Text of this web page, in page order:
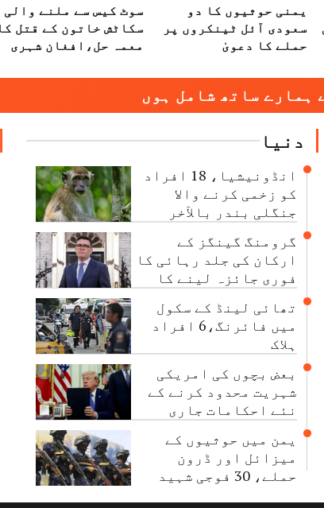
یمنی حوثیوں کا دو
سعودی آئل ٹینکروں پر
حملے کا دعویٰ
سوٹ کیس سے ملنے والی
سکاٹش خاتون کے قتل کا
معمہ حل،افغان شہری
ہمارے ساتھ شامل ہوں
دنیا
انڈونیشیا، 18 افراد
کو زخمی کرنے والا
جنگلی بندر بالآخر
گرومنگ گینگز کے
ارکان کی جلد رہائی کا
فوری جائزہ لینے کا
تھائی لینڈ کے سکول
میں فائرنگ،6 افراد
ہلاک
بعض بچوں کی امریکی
شہریت محدود کرنے کے
نئے احکامات جاری
یمن میں حوثیوں کے
میزائل اور ڈرون
حملے، 30 فوجی شہید